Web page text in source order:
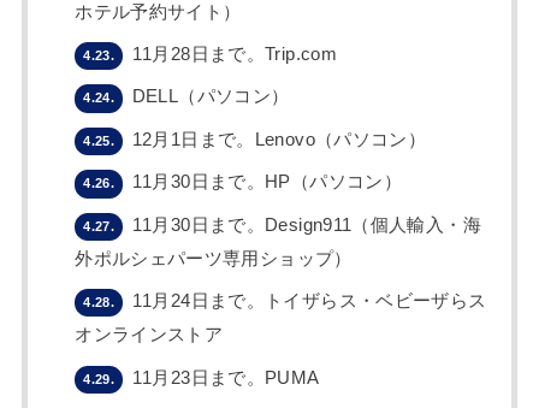
ホテル予約サイト）
4.23. 11月28日まで。Trip.com
4.24. DELL（パソコン）
4.25. 12月1日まで。Lenovo（パソコン）
4.26. 11月30日まで。HP（パソコン）
4.27.
11月30日まで。Design911（個人輸入・海
外ポルシェパーツ専用ショップ）
4.28.
11月24日まで。トイザらス・ベビーザらス
オンラインストア
4.29. 11月23日まで。PUMA